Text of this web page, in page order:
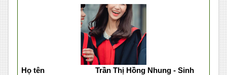
Họ tên
Trần Thị Hồng Nhung - Sinh